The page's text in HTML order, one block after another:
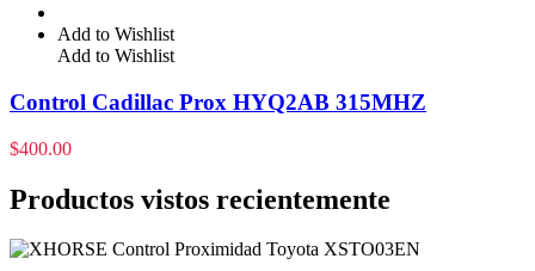
Add to Wishlist
Add to Wishlist
Control Cadillac Prox HYQ2AB 315MHZ
$400.00
Productos vistos recientemente